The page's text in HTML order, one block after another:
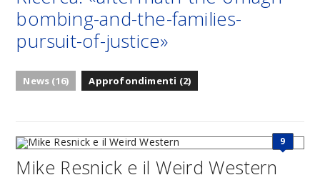
JORGE DIAZ LA SPIA DELITTO IN CORNICE GIANCARLO DE CATALDO
DIEGO ZANDEL GLI ANNI DI PIETRA
bombing-and-the-families-
pursuit-of-justice»
News (16) Approfondimenti (2)
9
Mike Resnick e il Weird Western